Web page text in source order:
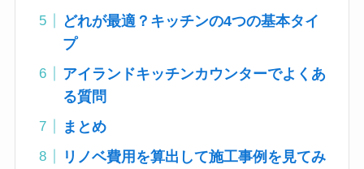
どれが最適？キッチンの4つの基本タイ
プ
アイランドキッチンカウンターでよくあ
る質問
まとめ
リノベ費用を算出して施工事例を見てみ